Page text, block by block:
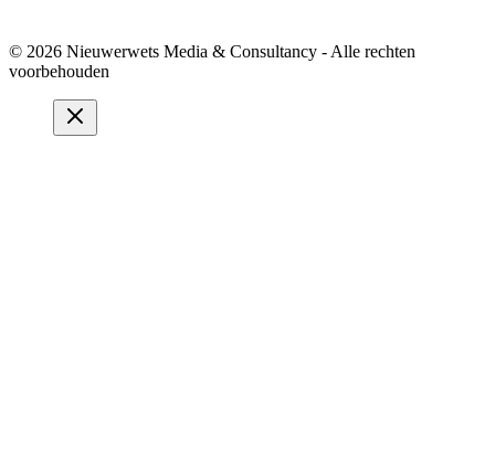
© 2026 Nieuwerwets Media & Consultancy - Alle rechten
voorbehouden